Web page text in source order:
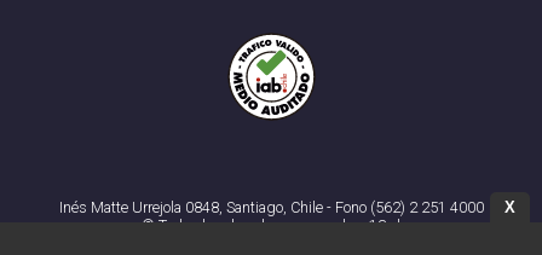
Inés Matte Urrejola 0848, Santiago, Chile - Fono (562) 2 251 4000
© Todos los derechos reservados. 13.cl
X